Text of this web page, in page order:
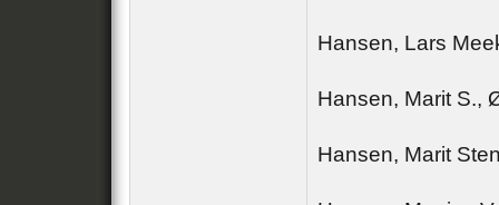
Hansen, Lars
Hansen, Marit S.,
Hansen, Marit